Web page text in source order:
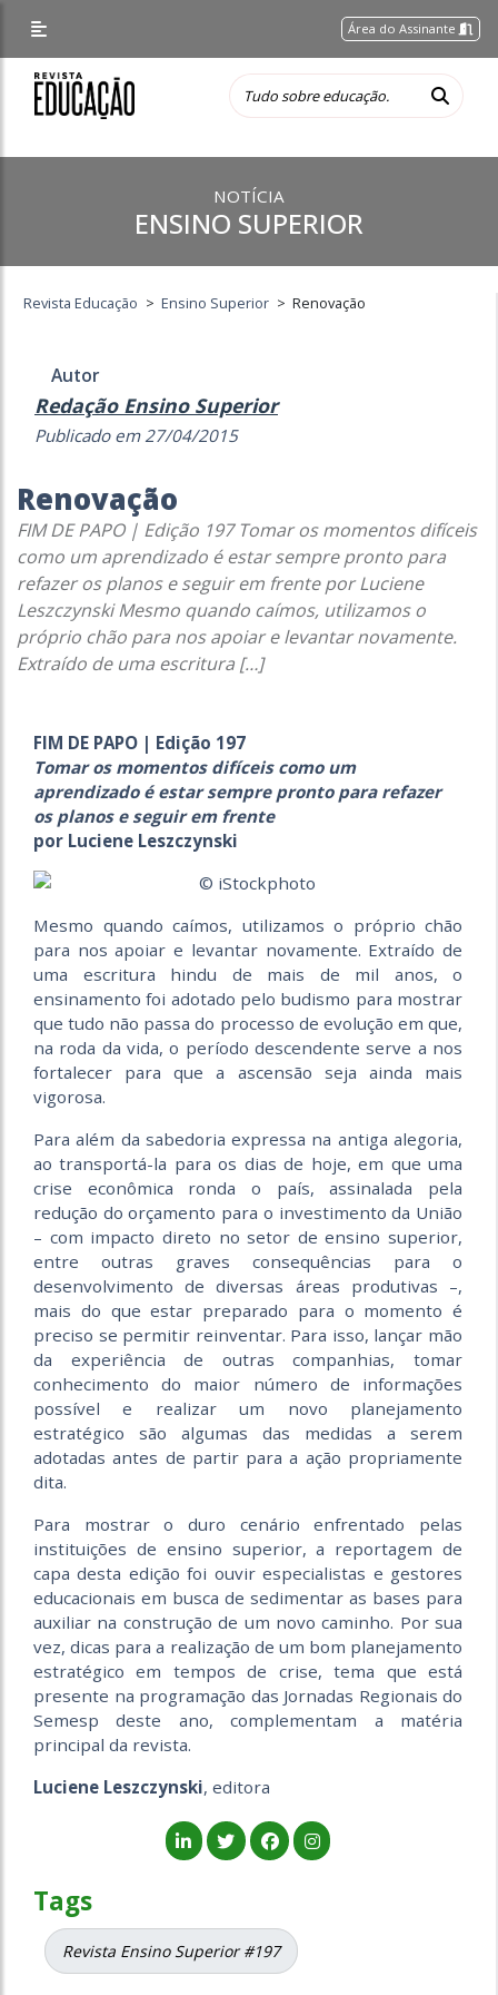
Área do Assinante
NOTÍCIA
ENSINO SUPERIOR
Revista Educação > Ensino Superior > Renovação
Autor
Redação Ensino Superior
Publicado em 27/04/2015
Renovação
FIM DE PAPO | Edição 197 Tomar os momentos difíceis
como um aprendizado é estar sempre pronto para
refazer os planos e seguir em frente por Luciene
Leszczynski Mesmo quando caímos, utilizamos o
próprio chão para nos apoiar e levantar novamente.
Extraído de uma escritura […]
FIM DE PAPO | Edição 197
Tomar os momentos difíceis como um
aprendizado é estar sempre pronto para refazer
os planos e seguir em frente
por Luciene Leszczynski
Mesmo quando caímos, utilizamos o próprio chão
para nos apoiar e levantar novamente. Extraído de
uma escritura hindu de mais de mil anos, o
ensinamento foi adotado pelo budismo para mostrar
que tudo não passa do processo de evolução em que,
na roda da vida, o período descendente serve a nos
fortalecer para que a ascensão seja ainda mais
vigorosa.
Para além da sabedoria expressa na antiga alegoria,
ao transportá-la para os dias de hoje, em que uma
crise econômica ronda o país, assinalada pela
redução do orçamento para o investimento da União
– com impacto direto no setor de ensino superior,
entre outras graves consequências para o
desenvolvimento de diversas áreas produtivas –,
mais do que estar preparado para o momento é
preciso se permitir reinventar. Para isso, lançar mão
da experiência de outras companhias, tomar
conhecimento do maior número de informações
possível e realizar um novo planejamento
estratégico são algumas das medidas a serem
adotadas antes de partir para a ação propriamente
dita.
Para mostrar o duro cenário enfrentado pelas
instituições de ensino superior, a reportagem de
capa desta edição foi ouvir especialistas e gestores
educacionais em busca de sedimentar as bases para
auxiliar na construção de um novo caminho. Por sua
vez, dicas para a realização de um bom planejamento
estratégico em tempos de crise, tema que está
presente na programação das Jornadas Regionais do
Semesp deste ano, complementam a matéria
principal da revista.
Luciene Leszczynski, editora
Tags
Revista Ensino Superior #197